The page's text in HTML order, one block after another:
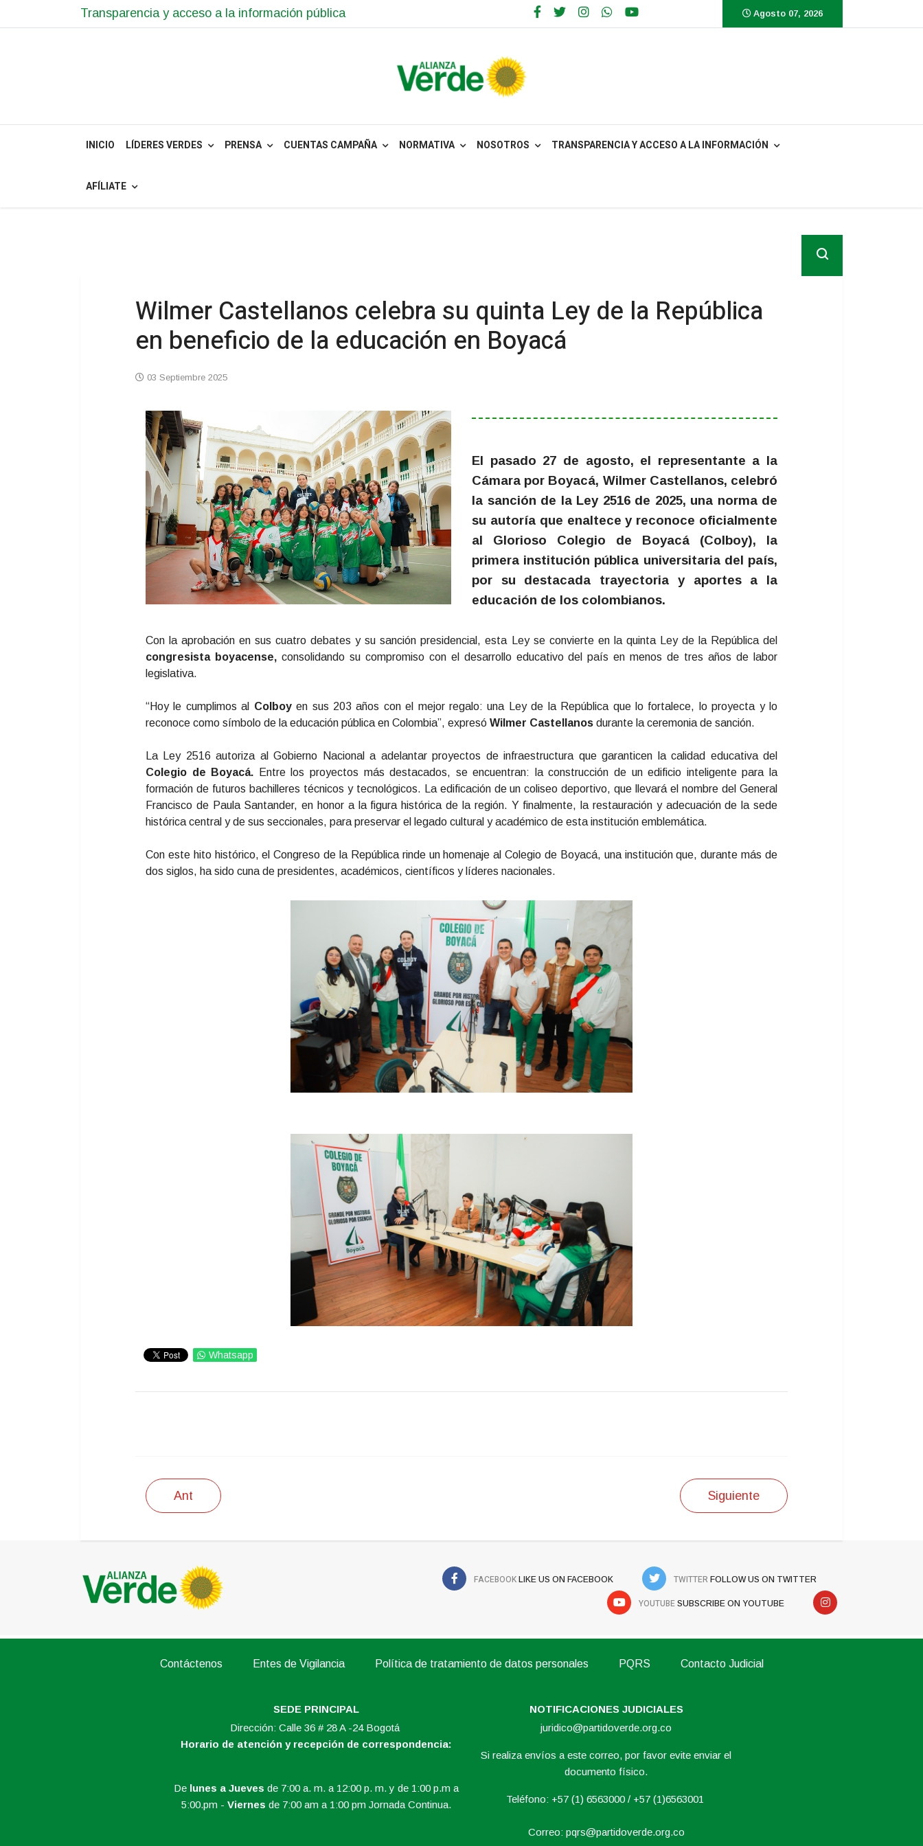
Transparencia y acceso a la información pública Agosto 07, 2026
INICIO LÍDERES VERDES PRENSA CUENTAS CAMPAÑA NORMATIVA NOSOTROS TRANSPARENCIA Y ACCESO A LA INFORMACIÓN
AFÍLIATE
Wilmer Castellanos celebra su quinta Ley de la República
en beneficio de la educación en Boyacá
03 Septiembre 2025
El pasado 27 de agosto, el representante a la
Cámara por Boyacá, Wilmer Castellanos, celebró
la sanción de la Ley 2516 de 2025, una norma de
su autoría que enaltece y reconoce oficialmente
al Glorioso Colegio de Boyacá (Colboy), la
primera institución pública universitaria del país,
por su destacada trayectoria y aportes a la
educación de los colombianos.
Con la aprobación en sus cuatro debates y su sanción presidencial, esta Ley se convierte en la quinta Ley de la República del
congresista boyacense,consolidando su compromiso con el desarrollo educativo del país en menos de tres años de labor
legislativa.
“Hoy le cumplimos al Colboyen sus 203 años con el mejor regalo: una Ley de la República que lo fortalece, lo proyecta y lo
reconoce como símbolo de la educación pública en Colombia”, expresó Wilmer Castellanos durante la ceremonia de sanción.
La Ley 2516 autoriza al Gobierno Nacional a adelantar proyectos de infraestructura que garanticen la calidad educativa del
Colegio de Boyacá. Entre los proyectos más destacados, se encuentran: la construcción de un edificio inteligente para la
formación de futuros bachilleres técnicos y tecnológicos. La edificación de un coliseo deportivo, que llevará el nombre del General
Francisco de Paula Santander, en honor a la figura histórica de la región. Y finalmente, la restauración y adecuación de la sede
histórica central y de sus seccionales, para preservar el legado cultural y académico de esta institución emblemática.
Con este hito histórico, el Congreso de la República rinde un homenaje al Colegio de Boyacá, una institución que, durante más de
dos siglos, ha sido cuna de presidentes, académicos, científicos y líderes nacionales.
Whatsapp
Ant Siguiente
FACEBOOK LIKE US ON FACEBOOK TWITTER FOLLOW US ON TWITTER
YOUTUBE SUBSCRIBE ON YOUTUBE
Contáctenos Entes de Vigilancia Política de tratamiento de datos personales PQRS Contacto Judicial
SEDE PRINCIPAL
NOTIFICACIONES JUDICIALES
Dirección: Calle 36 # 28 A -24 Bogotá
Horario de atención y recepción de correspondencia:
De lunes a Jueves de 7:00 a. m. a 12:00 p. m. y de 1:00 p.m a
5:00.pm - Viernes de 7:00 am a 1:00 pm Jornada Continua.
juridico@partidoverde.org.co
Si realiza envíos a este correo, por favor evite enviar el
documento físico.
Teléfono: +57 (1) 6563000 / +57 (1)6563001
Correo: pqrs@partidoverde.org.co